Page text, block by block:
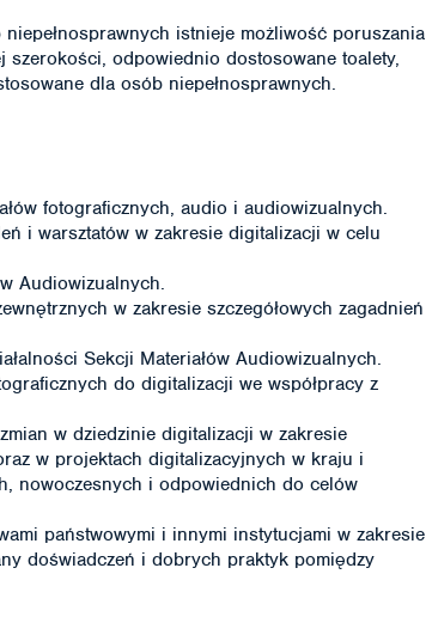
istnieje możliwość poruszania
odpowiednio dostosowane toalety,
dla osób niepełnosprawnych.
fotograficznych, audio i audiowizualnych.
i warsztatów w zakresie digitalizacji w celu
Audiowizualnych.
w zakresie szczegółowych zagadnień
Sekcji Materiałów Audiowizualnych.
do digitalizacji we współpracy z
w dziedzinie digitalizacji w zakresie
w projektach digitalizacyjnych w kraju i
nowoczesnych i odpowiednich do celów
państwowymi i innymi instytucjami w zakresie
doświadczeń i dobrych praktyk pomiędzy